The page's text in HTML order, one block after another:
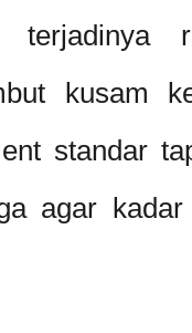
kusam
standar
agar